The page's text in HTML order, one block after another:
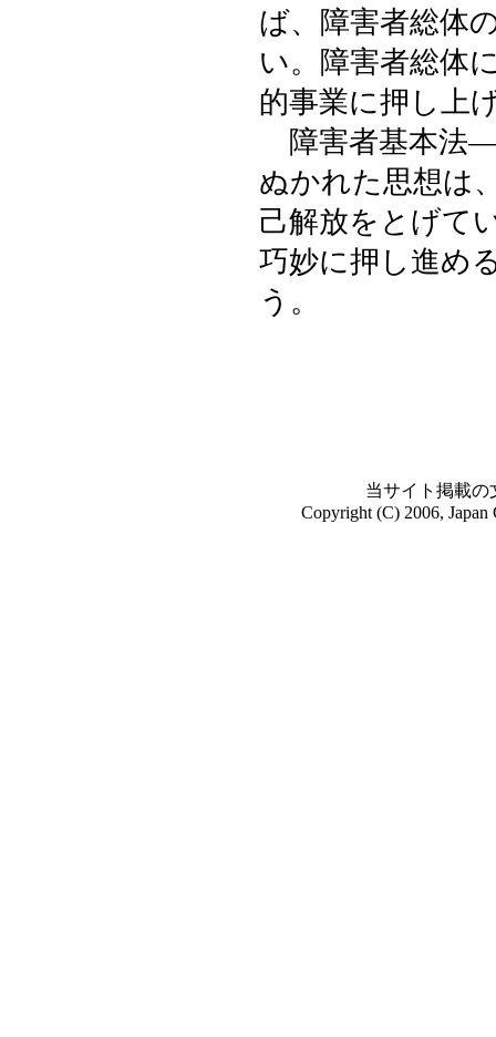
ば、障害者総体
い。障害者総体
的事業に押し上
障害者基本法―
ぬかれた思想は
己解放をとげて
巧妙に押し進め
う。
当サイト掲載の
Copyright (C) 2006, Japan